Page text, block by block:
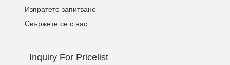
Изпратете запитване
Свържете се с нас
Inquiry For Pricelist